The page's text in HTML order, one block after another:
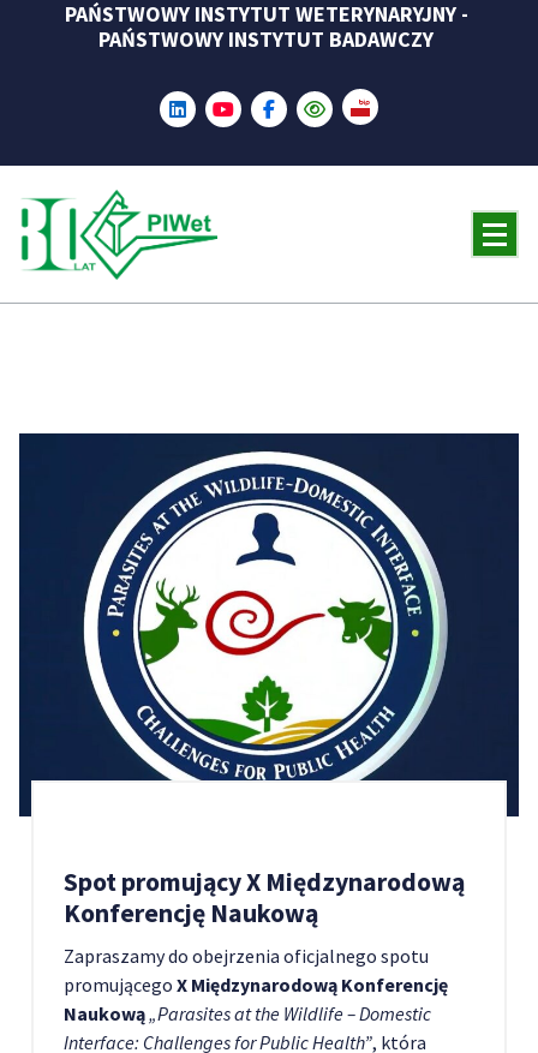
PAŃSTWOWY INSTYTUT WETERYNARYJNY -
PAŃSTWOWY INSTYTUT BADAWCZY
Spot promujący X Międzynarodową
Konferencję Naukową
Zapraszamy do obejrzenia oficjalnego spotu
promującego X Międzynarodową Konferencję
Naukową„Parasites at the Wildlife – Domestic
Interface: Challenges for Public Health”, która